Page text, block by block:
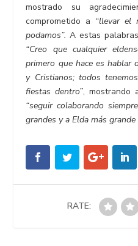
mostrado su
comprometido a “llevar el
podamos”. A estas
“Creo que cualquier
primero que hace es hablar
y Cristianos; todos
fiestas dentro”, mostrando
“seguir colaborando
grandes y a Elda más grande
RATE: